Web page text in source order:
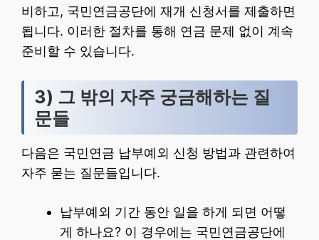
비하고, 국민연금공단에 재개 신청서를 제출하면
됩니다. 이러한 절차를 통해 연금 문제 없이 계속
준비할 수 있습니다.
3) 그 밖의 자주 궁금해하는 질
문들
다음은 국민연금 납부예외 신청 방법과 관련하여
자주 묻는 질문들입니다.
납부예외 기간 동안 일을 하게 되면 어떻
게 하나요? 이 경우에는 국민연금공단에